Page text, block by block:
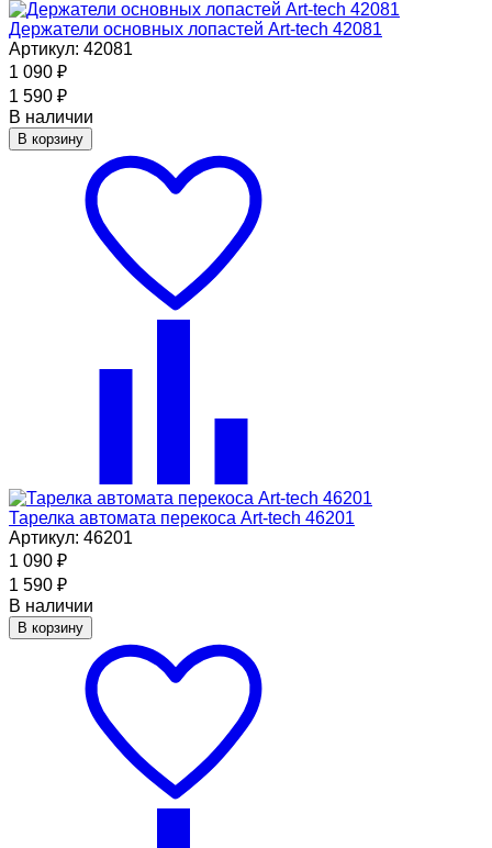
Держатели основных лопастей Art-tech 42081
Артикул: 42081
1 090 ₽
1 590 ₽
В наличии
В корзину
Тарелка автомата перекоса Art-tech 46201
Артикул: 46201
1 090 ₽
1 590 ₽
В наличии
В корзину